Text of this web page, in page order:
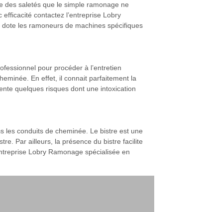
des saletés que le simple ramonage ne
contactez l’entreprise Lobry
les ramoneurs de machines spécifiques
pour procéder à l’entretien
En effet, il connait parfaitement la
quelques risques dont une intoxication
les conduits de cheminée. Le bistre est une
Par ailleurs, la présence du bistre facilite
Lobry Ramonage spécialisée en